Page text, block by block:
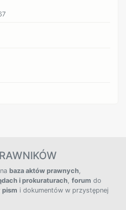
baza aktów prawnych,
i prokuraturach, forum do
pism i dokumentów w przystępnej